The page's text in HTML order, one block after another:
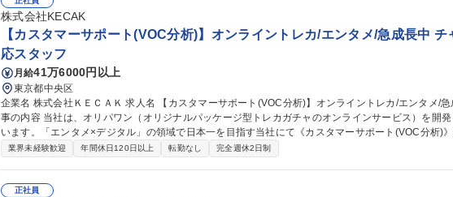
株式会社KECAK
【カスタマーサポート(VOC分析)】オンライントレカ/エンタメ/急成長中 チ
応スタッフ
月給41万6000円以上
東京都中央区
企業名 株式会社ＫＥＣＡＫ 求人名 【カスタマーサポート(VOC分析)】オンライントレカ/エンタメ/急成長中★ 仕
事の内容 当社は、オリパワン（オリジナルパッケージ型トレカガチャのオンラインサービス）を開
います。「エンタメ×デジタル」の領域で日本一を目指す当社にて《カスタマーサポート(VOC分析)
す！ 応品質管理やデータ分析を通じて顧客体験を高め、開発チームと連携した製品改善まで推進します。 【具体
データ分類・分析によるプロダクト改善提案を担当 【仕事の魅力】急成長組織の仕組み化に直接関
の声を起点にサービス進化へ貢献できる環境です。 募集職種 【カスタマーサポート(VOC分析)】オンライントレ
業界未経験歓迎 年間休日120日以上 転勤なし 完全週休2日制
正社員